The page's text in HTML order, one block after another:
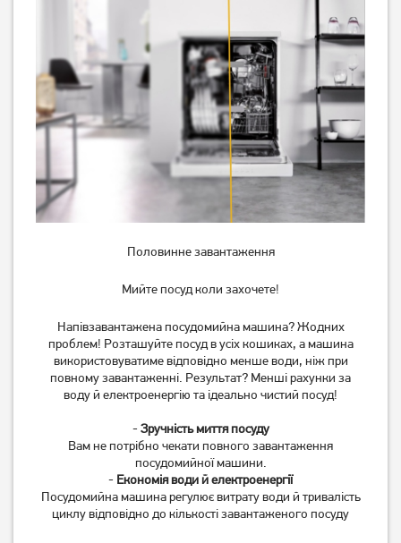
Половинне завантаження
Мийте посуд коли захочете!
Напівзавантажена посудомийна машина? Жодних
проблем! Розташуйте посуд в усіх кошиках, а машина
використовуватиме відповідно менше води, ніж при
повному завантаженні. Результат? Менші рахунки за
воду й електроенергію та ідеально чистий посуд!
- Зручність миття посуду
Вам не потрібно чекати повного завантаження
посудомийної машини.
- Економія води й електроенергії
Посудомийна машина регулює витрату води й тривалість
циклу відповідно до кількості завантаженого посуду